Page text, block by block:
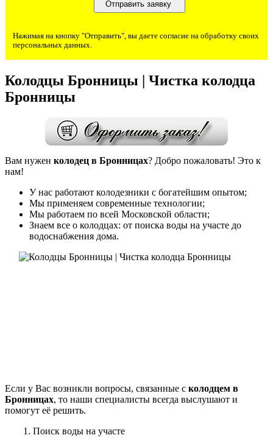
Нажимая на кнопку "Отправить", вы даете согласие на обработку своих
персональных данных.
Колодцы Бронницы | Чистка колодца
Бронницы
Вам нужен колодец в Бронницах? Добро пожаловать! Это к
нам!
У нас работают колодезники с богатейшим опытом;
Мы применяем современные технологии;
Мы работаем по всей Московской области;
Знаем все о колодцах: от поиска воды на участе до
водоснабжения дома.
Если у Вас возникли вопросы, связанные с колодцем в
Бронницах, то наши специалисты всегда выслушают и
помогут её решить.
1. Поиск воды на участе